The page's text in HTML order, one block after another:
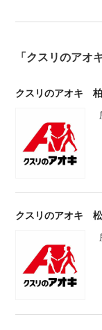
「クスリのア
クスリのアオキ
クスリのアオキ